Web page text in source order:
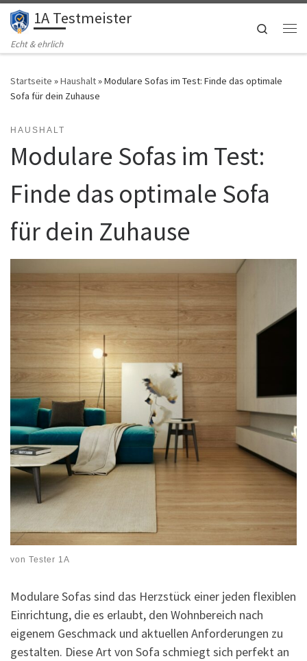
Zum Inhalt springen
1A Testmeister
Echt & ehrlich
Search
Startseite »Haushalt»Modulare Sofas im Test: Finde das optimale
Sofa für dein Zuhause
HAUSHALT
Modulare Sofas im Test:
Finde das optimale Sofa
für dein Zuhause
von Tester 1A
Modulare Sofas sind das Herzstück einer jeden flexiblen
Einrichtung, die es erlaubt, den Wohnbereich nach
eigenem Geschmack und aktuellen Anforderungen zu
gestalten. Diese Art von Sofa schmiegt sich perfekt an